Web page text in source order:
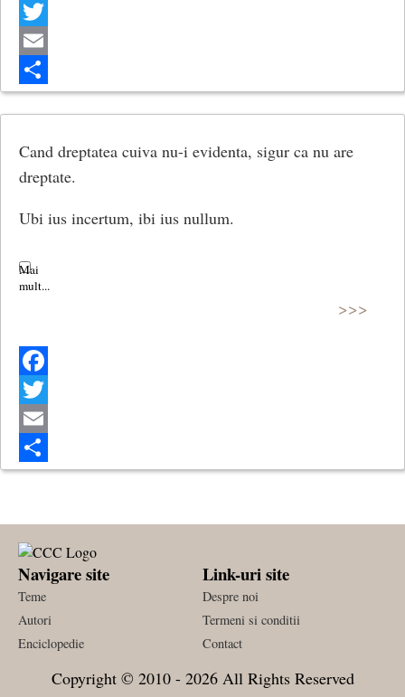
Facebook
Twitter
Email
Share
Cand dreptatea cuiva nu-i evidenta, sigur ca nu are
dreptate.
Ubi ius incertum, ibi ius nullum.
>>>
Facebook
Twitter
Email
Share
Navigare site
Teme
Autori
Enciclopedie
Link-uri site
Despre noi
Termeni si conditii
Contact
Copyright © 2010 - 2026 All Rights Reserved